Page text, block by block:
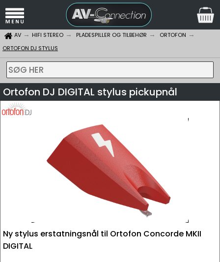
AV HIFI STEREO PLADESPILLER OG TILBEHØR
ORTOFON
ORTOFON DJ STYLUS
SØG HER
Ortofon DJ DIGITAL stylus pickupnål
Ny stylus erstatningsnål til Ortofon Concorde MKII
DIGITAL